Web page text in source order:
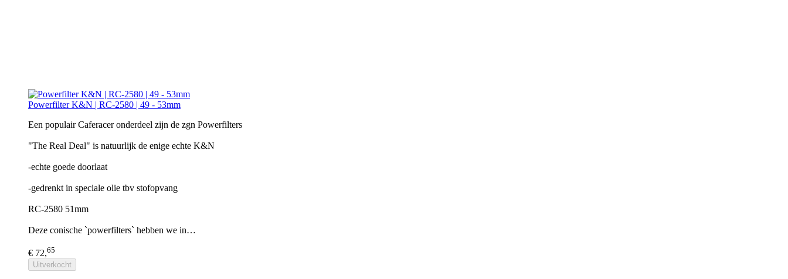
Powerfilter K&N | RC-2580 | 49 - 53mm
Een populair Caferacer onderdeel zijn de zgn Powerfilters
"The Real Deal" is natuurlijk de enige echte K&N
-echte goede doorlaat
-gedrenkt in speciale olie tbv stofopvang
RC-2580 51mm
Deze conische `powerfilters` hebben we in…
€ 72,65
Uitverkocht